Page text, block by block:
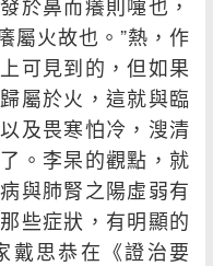
屬火故也。”熱，作
可見到的，但如果
屬於火，這就與臨
及畏寒怕冷，溲清
。李杲的觀點，就
與肺腎之陽虛弱有
些症狀，有明顯的
戴思恭在《證治要